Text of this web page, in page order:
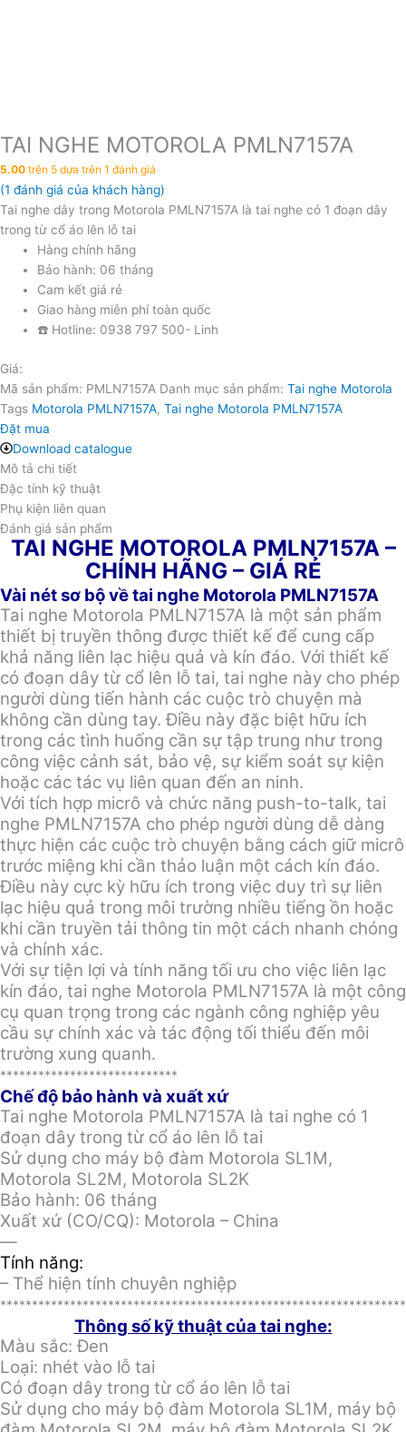
TAI NGHE MOTOROLA PMLN7157A
5.00 trên 5 dựa trên 1 đánh giá
(1 đánh giá của khách hàng)
Tai nghe dây trong Motorola PMLN7157A là tai nghe có 1 đoạn dây
trong từ cổ áo lên lỗ tai
Hàng chính hãng
Bảo hành: 06 tháng
Cam kết giá rẻ
Giao hàng miễn phí toàn quốc
☎️ Hotline: 0938 797 500- Linh
Giá:
Mã sản phẩm: PMLN7157A Danh mục sản phẩm: Tai nghe Motorola
Tags Motorola PMLN7157A, Tai nghe Motorola PMLN7157A
Đặt mua
Download catalogue
Mô tả chi tiết
Đặc tính kỹ thuật
Phụ kiện liên quan
Đánh giá sản phẩm
TAI NGHE MOTOROLA PMLN7157A –
CHÍNH HÃNG – GIÁ RẺ
Vài nét sơ bộ về tai nghe Motorola PMLN7157A
Tai nghe Motorola PMLN7157A là một sản phẩm
thiết bị truyền thông được thiết kế để cung cấp
khả năng liên lạc hiệu quả và kín đáo. Với thiết kế
có đoạn dây từ cổ lên lỗ tai, tai nghe này cho phép
người dùng tiến hành các cuộc trò chuyện mà
không cần dùng tay. Điều này đặc biệt hữu ích
trong các tình huống cần sự tập trung như trong
công việc cảnh sát, bảo vệ, sự kiểm soát sự kiện
hoặc các tác vụ liên quan đến an ninh.
Với tích hợp micrô và chức năng push-to-talk, tai
nghe PMLN7157A cho phép người dùng dễ dàng
thực hiện các cuộc trò chuyện bằng cách giữ micrô
trước miệng khi cần thảo luận một cách kín đáo.
Điều này cực kỳ hữu ích trong việc duy trì sự liên
lạc hiệu quả trong môi trường nhiều tiếng ồn hoặc
khi cần truyền tải thông tin một cách nhanh chóng
và chính xác.
Với sự tiện lợi và tính năng tối ưu cho việc liên lạc
kín đáo, tai nghe Motorola PMLN7157A là một công
cụ quan trọng trong các ngành công nghiệp yêu
cầu sự chính xác và tác động tối thiểu đến môi
trường xung quanh.
****************************
Chế độ bảo hành và xuất xứ
Tai nghe Motorola PMLN7157A là tai nghe có 1
đoạn dây trong từ cổ áo lên lỗ tai
Sử dụng cho máy bộ đàm Motorola SL1M,
Motorola SL2M, Motorola SL2K
Bảo hành: 06 tháng
Xuất xứ (CO/CQ): Motorola – China
—
Tính năng:
– Thể hiện tính chuyên nghiệp
Thông số kỹ thuật của tai nghe:
Màu sắc: Đen
Loại: nhét vào lỗ tai
Có đoạn dây trong từ cổ áo lên lỗ tai
Sử dụng cho máy bộ đàm Motorola SL1M, máy bộ